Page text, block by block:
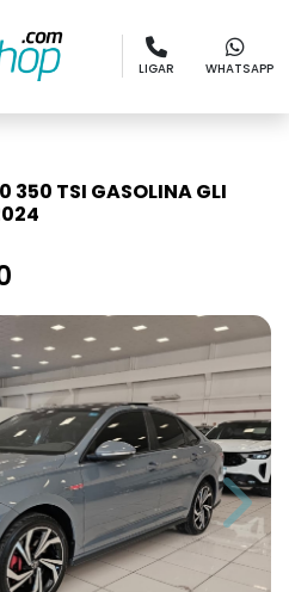
LIGAR WHATSAPP
350 TSI GASOLINA GLI
Next